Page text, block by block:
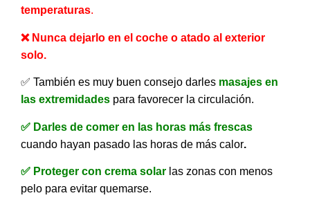
temperaturas.
❌ Nunca dejarlo en el coche o atado al exterior
solo.
✅ También es muy buen consejo darles masajes en
las extremidades para favorecer la circulación.
✅ Darles de comer en las horas más frescas
cuando hayan pasado las horas de más calor.
✅ Proteger con crema solar las zonas con menos
pelo para evitar quemarse.